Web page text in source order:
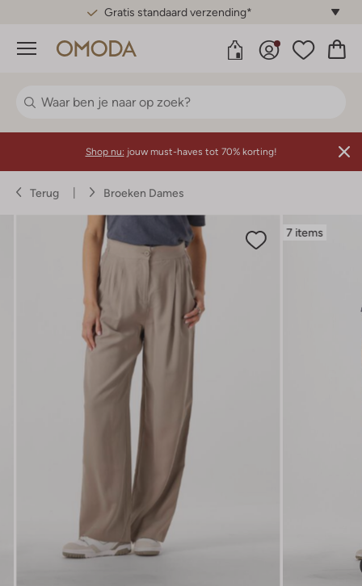
Gratis standaard verzending*
Menu
Shop nu: jouw must-haves tot 70% korting!
Terug Broeken Dames
7 items